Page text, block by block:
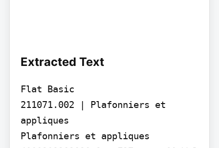
Extracted Text
Flat Basic
211071.002 | Plafonniers et
appliques
Plafonniers et appliques